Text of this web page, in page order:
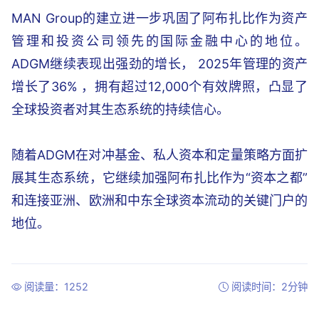
MAN Group的建立进一步巩固了阿布扎比作为资产
管理和投资公司领先的国际金融中心的地位。
ADGM继续表现出强劲的增长， 2025年管理的资产
增长了36% ，拥有超过12,000个有效牌照，凸显了
全球投资者对其生态系统的持续信心。
随着ADGM在对冲基金、私人资本和定量策略方面扩
展其生态系统，它继续加强阿布扎比作为“资本之都”
和连接亚洲、欧洲和中东全球资本流动的关键门户的
地位。
阅读量：1252 阅读时间：2分钟